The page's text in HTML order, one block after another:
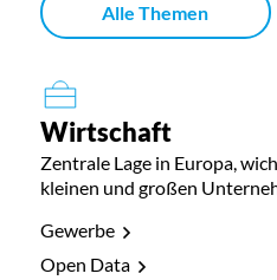
Alle Themen
Wirtschaft
Zentrale Lage in Europa,
kleinen und großen
Gewerbe
Open Data